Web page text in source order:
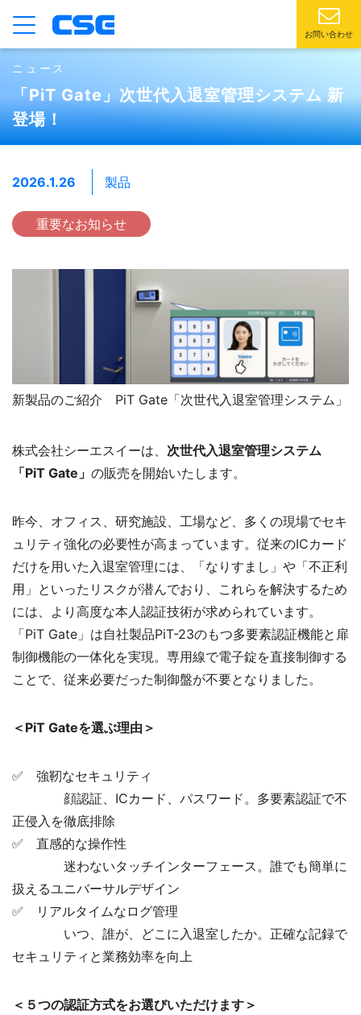
お問い合わせ
ニュース
「PiT Gate」次世代入退室管理システム 新
登場！
2026.1.26 製品
重要なお知らせ
新製品のご紹介 PiT Gate「次世代入退室管理システム」
株式会社シーエスイーは、 次世代入退室管理システム
「PiT Gate 」 の販売を開始いたします。
昨今、オフィス、研究施設、工場など、多くの現場でセキ
ュリティ強化の必要性が高まっています。従来のICカード
だけを用いた入退室管理には、「なりすまし」や「不正利
用」といったリスクが潜んでおり、これらを解決するため
には、より高度な本人認証技術が求められています。
「PiT Gate」は自社製品PiT-23のもつ多要素認証機能と扉
制御機能の一体化を実現。専用線で電子錠を直接制御する
ことで、従来必要だった制御盤が不要となりました。
＜PiT Gateを選ぶ理由＞
✅ 強靭なセキュリティ
顔認証、ICカード、パスワード。多要素認証で不
正侵入を徹底排除
✅ 直感的な操作性
迷わないタッチインターフェース。誰でも簡単に
扱えるユニバーサルデザイン
✅ リアルタイムなログ管理
いつ、誰が、どこに入退室したか。正確な記録で
セキュリティと業務効率を向上
＜５つの認証方式をお選びいただけます＞